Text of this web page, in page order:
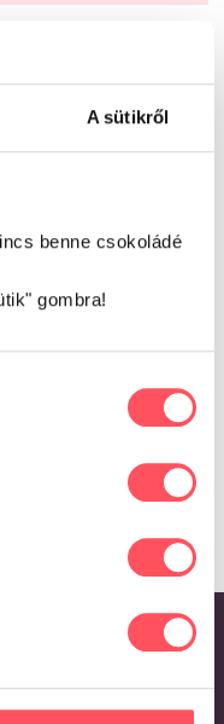
A sütikről
benne csokoládé
gombra!
a